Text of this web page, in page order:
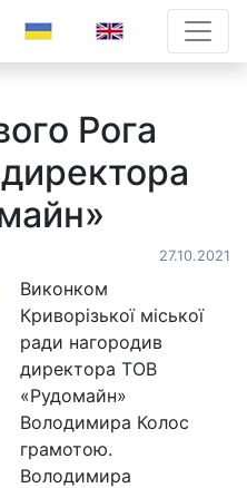
Рога
27.10.2021
Виконком
Криворізької міської
ради нагородив
директора ТОВ
«Рудомайн»
Володимира Колос
грамотою.
Володимира